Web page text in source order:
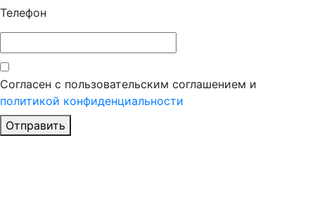
Телефон
Согласен с пользовательским соглашением и
политикой конфиденциальности
Отправить